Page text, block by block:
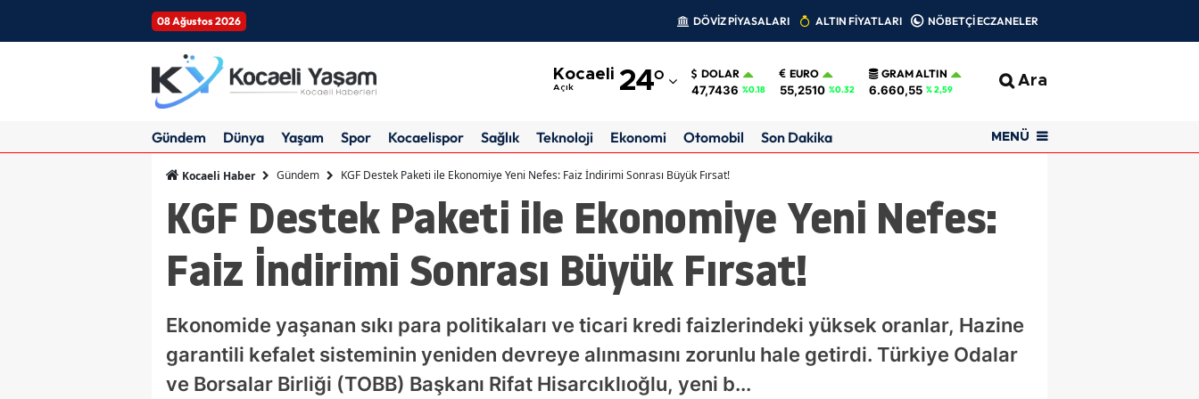
08 Ağustos 2026 DÖVİZ PİYASALARI ALTIN FİYATLARI NÖBETÇİ ECZANELER
Kocaeli
Açık 24°
Adıyaman
Amasya
Ankara
Antalya
Aydın
Balıkesir
DOLAR
47,7436 %0.18
EURO
55,2510 %0.32
GRAM ALTIN
6.660,55 % 2,59 Ara
Gündem Dünya Yaşam Spor Kocaelispor Sağlık Teknoloji Ekonomi Otomobil Son Dakika MENÜ
Kocaeli Haber Gündem KGF Destek Paketi ile Ekonomiye Yeni Nefes: Faiz İndirimi Sonrası Büyük Fırsat!
KGF Destek Paketi ile Ekonomiye Yeni Nefes:
Faiz İndirimi Sonrası Büyük Fırsat!
Ekonomide yaşanan sıkı para politikaları ve ticari kredi faizlerindeki yüksek oranlar, Hazine
garantili kefalet sisteminin yeniden devreye alınmasını zorunlu hale getirdi. Türkiye Odalar
ve Borsalar Birliği (TOBB) Başkanı Rifat Hisarcıklıoğlu, yeni b...